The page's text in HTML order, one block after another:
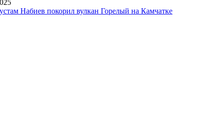
Набиев покорил вулкан Горелый на Камчатке